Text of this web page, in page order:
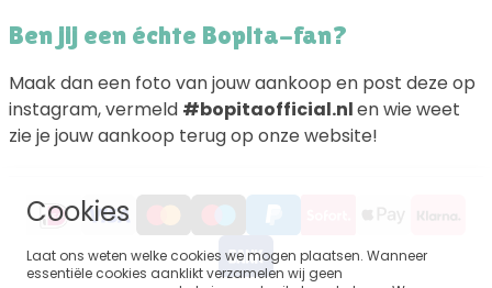
Ben jij een échte Bopita-fan?
Maak dan een foto van jouw aankoop en post deze op
instagram, vermeld #bopitaofficial.nlen wie weet
zie je jouw aankoop terug op onze website!
Cookies
Laat ons weten welke cookies we mogen plaatsen. Wanneer
essentiële cookies aanklikt verzamelen wij geen